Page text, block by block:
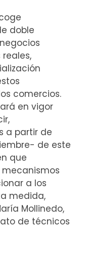
doble
comercios.
en vigor
a partir de
de este
que
a los
medida,
Mollinedo,
de técnicos